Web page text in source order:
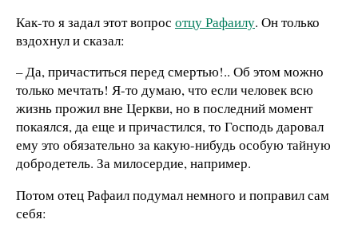
Как-то я задал этот вопрос отцу Рафаилу. Он только
вздохнул и сказал:
– Да, причаститься перед смертью!.. Об этом можно
только мечтать! Я-то думаю, что если человек всю
жизнь прожил вне Церкви, но в последний момент
покаялся, да еще и причастился, то Господь даровал
ему это обязательно за какую-нибудь особую тайную
добродетель. За милосердие, например.
Потом отец Рафаил подумал немного и поправил сам
себя: